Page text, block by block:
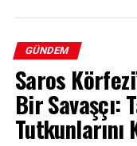
GÜNDEM
Saros
Bir Savaşçı: